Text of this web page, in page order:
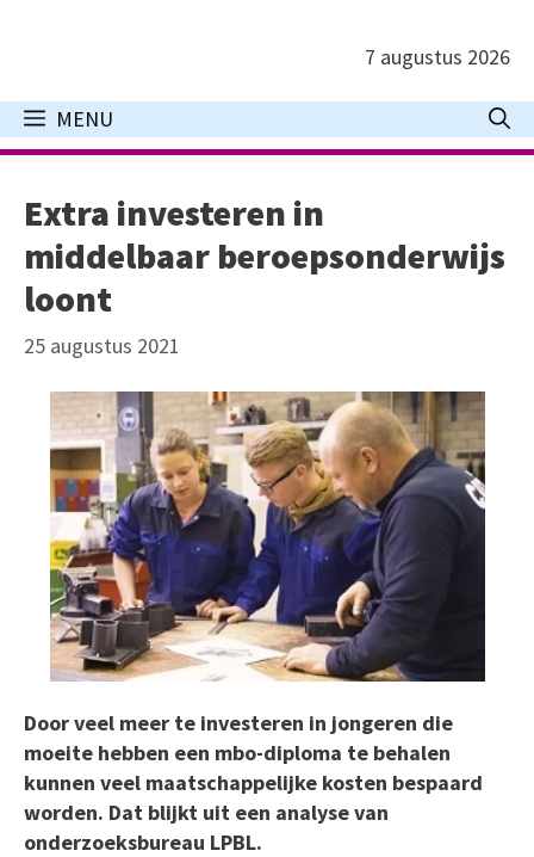
inhoud
7 augustus 2026
MENU
Extra investeren in
middelbaar beroepsonderwijs
loont
25 augustus 2021
Door veel meer te investeren in jongeren die
moeite hebben een mbo-diploma te behalen
kunnen veel maatschappelijke kosten bespaard
worden. Dat blijkt uit een analyse van
onderzoeksbureau LPBL.